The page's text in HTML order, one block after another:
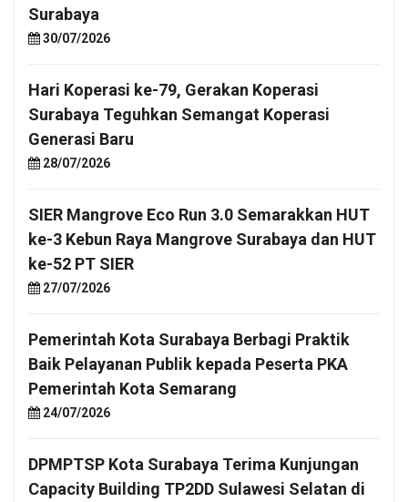
Surabaya
30/07/2026
Hari Koperasi ke-79, Gerakan Koperasi
Surabaya Teguhkan Semangat Koperasi
Generasi Baru
28/07/2026
SIER Mangrove Eco Run 3.0 Semarakkan HUT
ke-3 Kebun Raya Mangrove Surabaya dan HUT
ke-52 PT SIER
27/07/2026
Pemerintah Kota Surabaya Berbagi Praktik
Baik Pelayanan Publik kepada Peserta PKA
Pemerintah Kota Semarang
24/07/2026
DPMPTSP Kota Surabaya Terima Kunjungan
Capacity Building TP2DD Sulawesi Selatan di